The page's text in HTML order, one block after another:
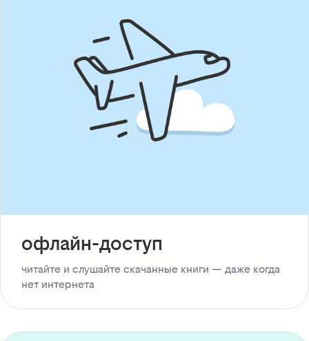
офлайн-доступ
читайте и слушайте скачанные книги — даже когда
нет интернета